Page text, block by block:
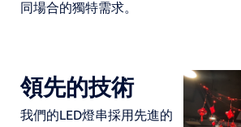
同場合的獨特需求。
領先的技術
我們的LED燈串採用先進的